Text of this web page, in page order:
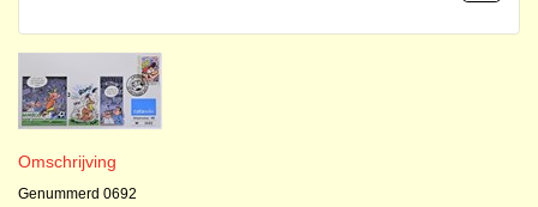
Omschrijving
Genummerd 0692